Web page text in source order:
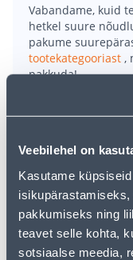
Veebilehel on
Kasutame
pakkumiseks ning
teavet selle kohta,
sotsiaalse meedia,
Vabandame, kuid
hetkel suure
pakume
tootekategooriast ,
pakkuda!
Teie
uurimistööd saate
kasutades meie
• Lillepotiümbris
• Beeži värvi.
• Kasutamiseks
• 14-päevane